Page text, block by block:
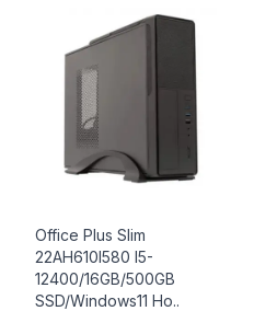
Office Plus Slim
22AH610I580 I5-
12400/16GB/500GB
SSD/Windows11 Ho..